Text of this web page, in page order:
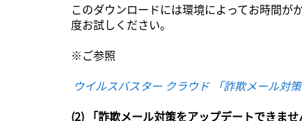
このダウンロードには環境によってお時間
度お試しください。
※ご参照
ウイルスバスター クラウド 「詐欺メール対
(2) 「詐欺メール対策をアップデートできま